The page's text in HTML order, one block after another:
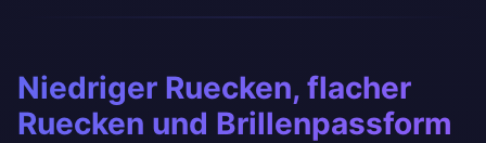
Niedriger Ruecken, flacher
Ruecken und Brillenpassform